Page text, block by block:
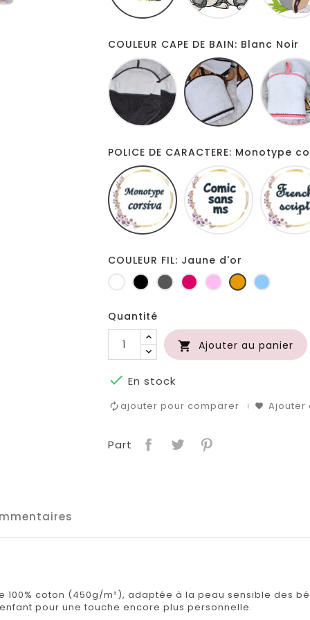
COULEUR CAPE DE BAIN: Blanc Noir
Gris
blanc
Blanc
Noir
POLICE DE CARACTERE: Monotype
Monotype
corsiva
Comic
sans
ms
COULEUR FIL: Jaune d'or
BlancNoir Gris
foncé
Fuchsia
RoseJaune
d'or
Bleu
Quantité
 Ajouter au panier
 En stock
ajouter pour comparer Ajouter
Part
coton (450g/m²), adaptée à la peau sensible des